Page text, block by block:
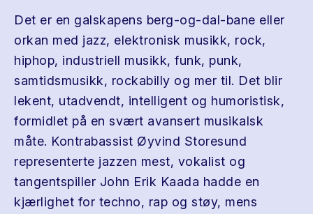
Det er en galskapens berg-og-dal-bane eller
orkan med jazz, elektronisk musikk, rock,
hiphop, industriell musikk, funk, punk,
samtidsmusikk, rockabilly og mer til. Det blir
lekent, utadvendt, intelligent og humoristisk,
formidlet på en svært avansert musikalsk
måte. Kontrabassist Øyvind Storesund
representerte jazzen mest, vokalist og
tangentspiller John Erik Kaada hadde en
kjærlighet for techno, rap og støy, mens